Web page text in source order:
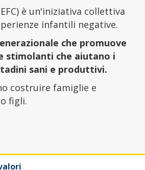
è un'iniziativa collettiva
infantili negative.
che promuove
stimolanti che aiutano i
sani e produttivi.
costruire famiglie e
figli.